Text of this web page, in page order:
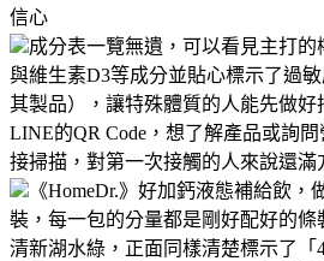
信心
成分表一覽無遺，可以看見主打
與維生素D3等成分並貼心標示了過
其製品），讓特殊體質的人能先做好
LINE的QR Code，想了解產品或詢
接掃描，對第一次接觸的人來說還滿
《HomeDr.》好加鈣液態補給飲
裝，每一包的分量都是剛好配好的
清新湖水綠，正面同樣清楚標示了「